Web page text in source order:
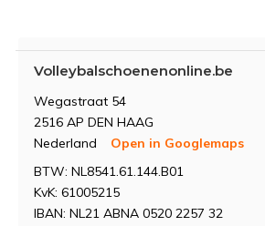
Volleybalschoenenonline.be
Wegastraat 54
2516 AP DEN HAAG
Nederland
Open in Googlemaps
BTW: NL8541.61.144.B01
KvK: 61005215
IBAN: NL21 ABNA 0520 2257 32